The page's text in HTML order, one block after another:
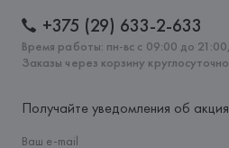
+375 (29) 633-2-633
Время работы: пн-вс с 09:00 до 21:00,
Заказы через корзину круглосуточно
Получайте уведомления об